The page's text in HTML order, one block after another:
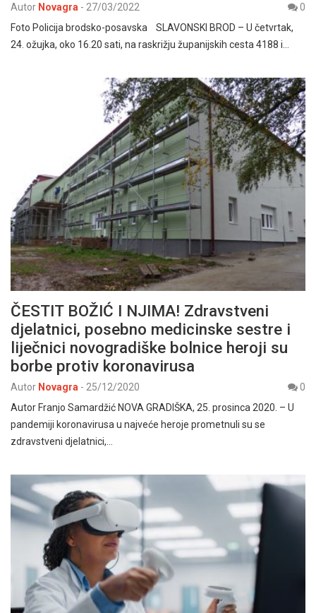
Autor Novagra - 27/03/2022
0
Foto Policija brodsko-posavska SLAVONSKI BROD – U četvrtak,
24. ožujka, oko 16.20 sati, na raskrižju županijskih cesta 4188 i…
ČESTIT BOŽIĆ I NJIMA! Zdravstveni
djelatnici, posebno medicinske sestre i
liječnici novogradiške bolnice heroji su
borbe protiv koronavirusa
Autor Novagra - 25/12/2020
0
Autor Franjo Samardžić NOVA GRADIŠKA, 25. prosinca 2020. – U
pandemiji koronavirusa u najveće heroje prometnuli su se
zdravstveni djelatnici,…